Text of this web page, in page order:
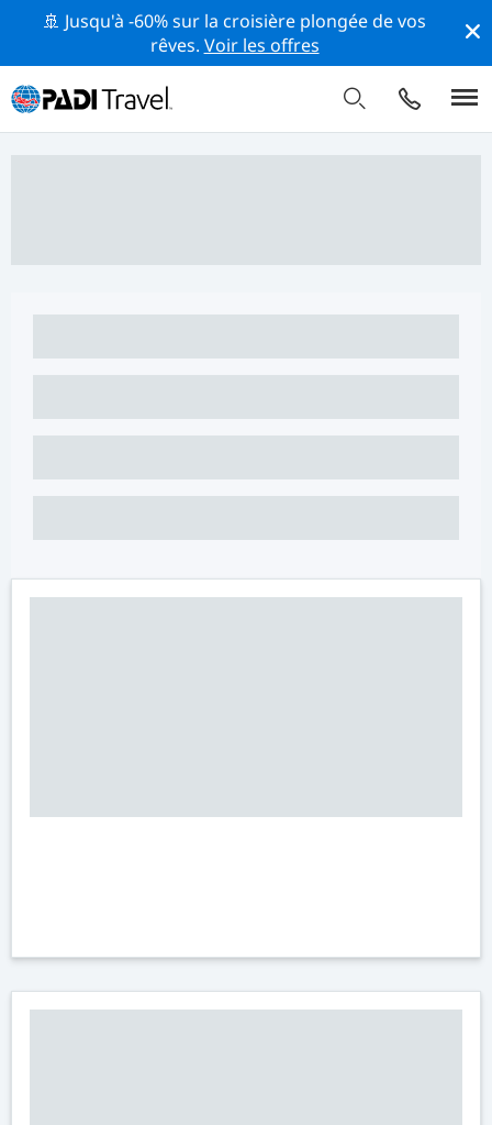
🚢 Jusqu'à -60% sur la croisière plongée de vos
rêves. Voir les offres